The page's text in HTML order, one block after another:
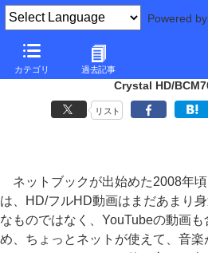
Powered by
カテゴリ 過去記事
ネットブックで1080p動画が観られ
Crystal HD/
リスト
ネットブックが出始めた2008年頃
は、HD/フルHD動画はまだあまり
なものではなく、YouTubeの動画も
め、ちょっとネットが使えて、音楽